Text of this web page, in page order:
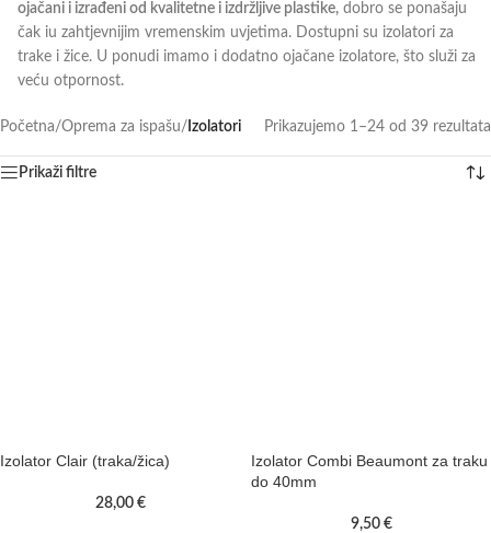
ojačani i izrađeni od kvalitetne i izdržljive plastike, dobro se ponašaju
čak iu zahtjevnijim vremenskim uvjetima. Dostupni su izolatori za
trake i žice. U ponudi imamo i dodatno ojačane izolatore, što služi za
veću otpornost.
Početna/Oprema za ispašu/ Izolatori Prikazujemo 1–24 od 39 rezultata
Prikaži filtre
Izolator Clair (traka/žica)
28,00 €
Izolator Combi Beaumont za traku
do 40mm
9,50 €